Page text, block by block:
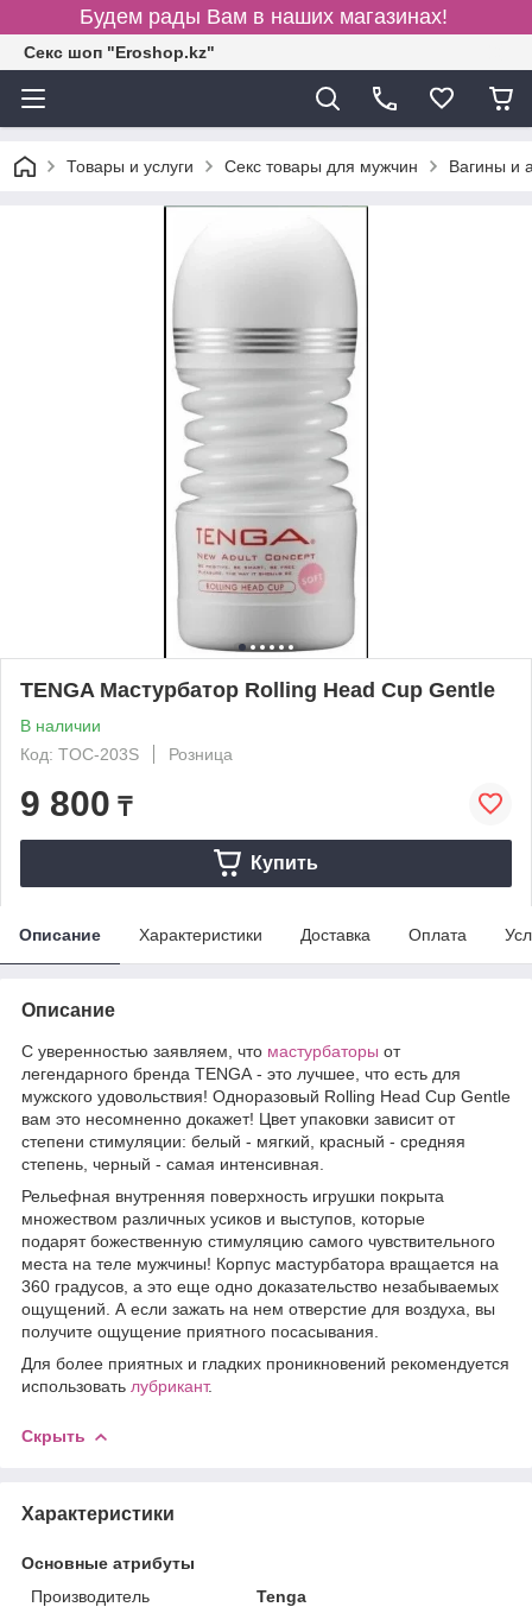
Будем рады Вам в наших магазинах!
Секс шоп "Eroshop.kz"
Товары и услуги Секс товары для мужчин Вагины и
TENGA Мастурбатор Rolling Head Cup Gentle
В наличии
Код: TOC-203S
Розница
9 800 ₸
Купить
Описание Характеристики Доставка Оплата
Описание
С уверенностью заявляем, что мастурбаторы от
легендарного бренда ТENGА - это лучшее, что есть для
мужского удовольствия! Одноразовый Rolling Head Cup Gentle
вам это несомненно докажет! Цвет упаковки зависит от
степени стимуляции: белый - мягкий, красный - средняя
степень, черный - самая интенсивная.
Рельефная внутренняя поверхность игрушки покрыта
множеством различных усиков и выступов, которые
подарят божественную стимуляцию самого чувствительного
места на теле мужчины! Корпус мастурбатора вращается на
360 градусов, а это еще одно доказательство незабываемых
ощущений. А если зажать на нем отверстие для воздуха, вы
получите ощущение приятного посасывания.
Для более приятных и гладких проникновений рекомендуется
использовать лубрикант.
Скрыть
Характеристики
Основные атрибуты
Производитель
Tenga